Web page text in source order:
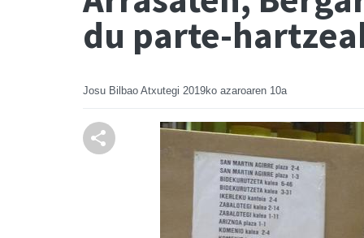
du parte-
Josu Bilbao Atxutegi 2019ko azaroaren 10a